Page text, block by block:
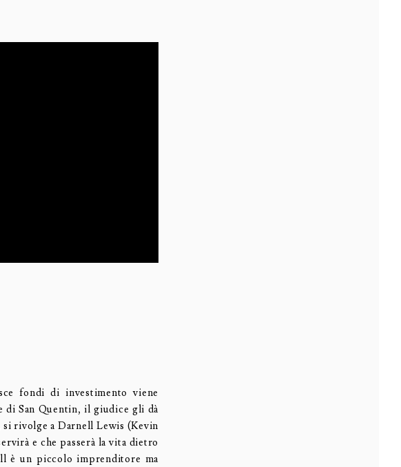
fondi di investimento viene
di San Quentin, il giudice gli dà
rivolge a Darnell Lewis (Kevin
e che passerà la vita dietro
è un piccolo imprenditore ma